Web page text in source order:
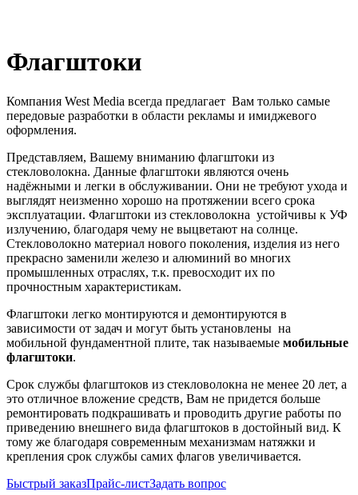
Флагштоки
Компания West Media всегда предлагает Вам только самые
передовые разработки в области рекламы и имиджевого
оформления.
Представляем, Вашему вниманию флагштоки из
стекловолокна. Данные флагштоки являются очень
надёжными и легки в обслуживании. Они не требуют ухода и
выглядят неизменно хорошо на протяжении всего срока
эксплуатации. Флагштоки из стекловолокна устойчивы к УФ
излучению, благодаря чему не выцветают на солнце.
Стекловолокно материал нового поколения, изделия из него
прекрасно заменили железо и алюминий во многих
промышленных отраслях, т.к. превосходит их по
прочностным характеристикам.
Флагштоки легко монтируются и демонтируются в
зависимости от задач и могут быть установлены на
мобильной фундаментной плите, так называемые мобильные
флагштоки.
Срок службы флагштоков из стекловолокна не менее 20 лет, а
это отличное вложение средств, Вам не придется больше
ремонтировать подкрашивать и проводить другие работы по
приведению внешнего вида флагштоков в достойный вид. К
тому же благодаря современным механизмам натяжки и
крепления срок службы самих флагов увеличивается.
Быстрый заказПрайс-листЗадать вопрос